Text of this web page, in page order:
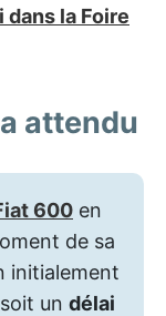
dans la Foire
attendu
600 en
de sa
initialement
un délai